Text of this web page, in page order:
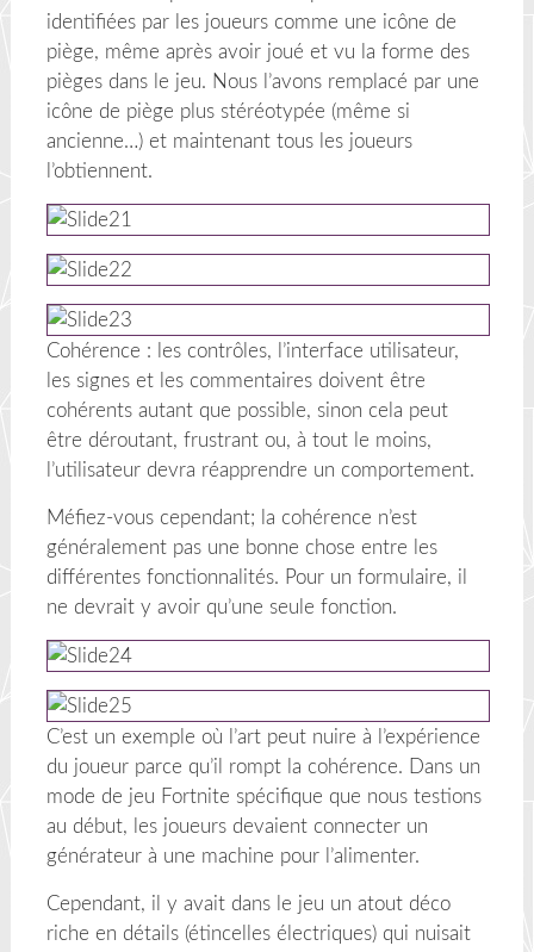
identifiées par les joueurs comme une icône de
piège, même après avoir joué et vu la forme des
pièges dans le jeu. Nous l’avons remplacé par une
icône de piège plus stéréotypée (même si
ancienne…) et maintenant tous les joueurs
l’obtiennent.
Cohérence : les contrôles, l’interface utilisateur,
les signes et les commentaires doivent être
cohérents autant que possible, sinon cela peut
être déroutant, frustrant ou, à tout le moins,
l’utilisateur devra réapprendre un comportement.
Méfiez-vous cependant; la cohérence n’est
généralement pas une bonne chose entre les
différentes fonctionnalités. Pour un formulaire, il
ne devrait y avoir qu’une seule fonction.
C’est un exemple où l’art peut nuire à l’expérience
du joueur parce qu’il rompt la cohérence. Dans un
mode de jeu Fortnite spécifique que nous testions
au début, les joueurs devaient connecter un
générateur à une machine pour l’alimenter.
Cependant, il y avait dans le jeu un atout déco
riche en détails (étincelles électriques) qui nuisait